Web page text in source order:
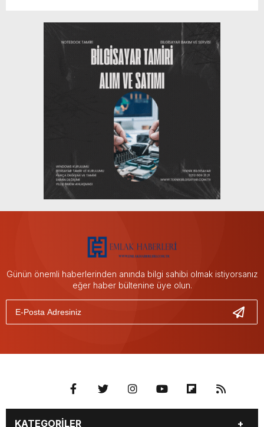
Günün önemli haberlerinden anında bilgi sahibi olmak istiyorsanız
eğer haber bültenine üye olun.
KATEGORİLER